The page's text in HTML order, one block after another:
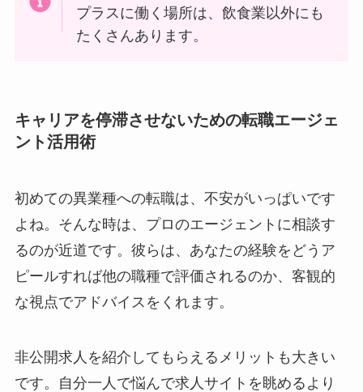
プラスに働く場所は、飲食業以外にも
たくさんあります。
キャリアを停滞させないための転職エージェ
ント活用術
初めての異業種への転職は、不安がいっぱいです
よね。そんな時は、プロのエージェントに相談す
るのが近道です。彼らは、あなたの経験をどうア
ピールすれば他の職種で評価されるのか、客観的
な視点でアドバイスをくれます。
非公開求人を紹介してもらえるメリットも大きい
です。自分一人で悩んで求人サイトを眺めるより